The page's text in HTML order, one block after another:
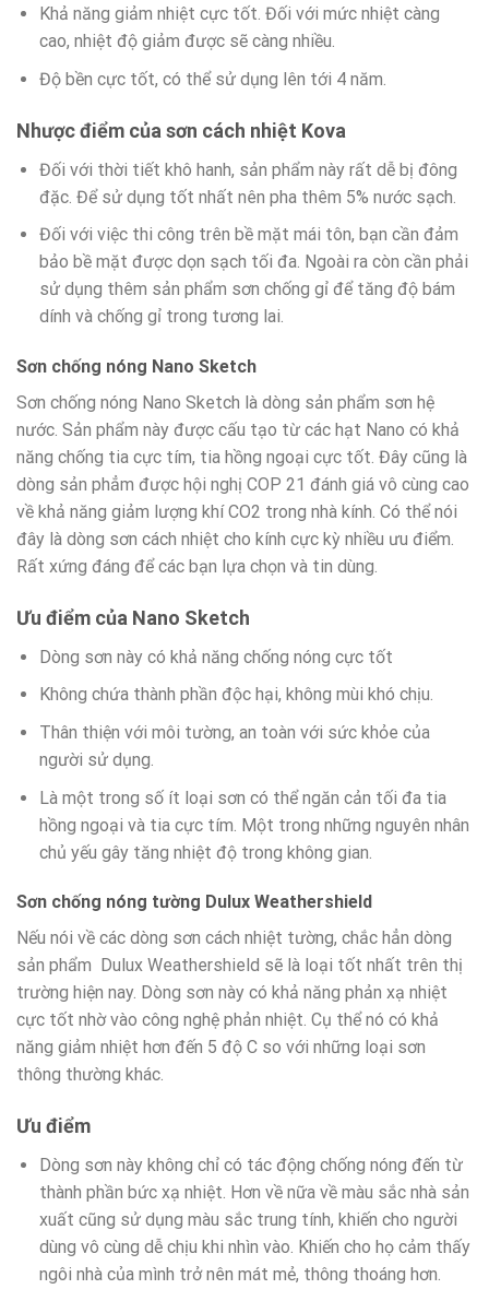
Khả năng giảm nhiệt cực tốt. Đối với mức nhiệt càng
cao, nhiệt độ giảm được sẽ càng nhiều.
Độ bền cực tốt, có thể sử dụng lên tới 4 năm.
Nhược điểm của sơn cách nhiệt Kova
Đối với thời tiết khô hanh, sản phẩm này rất dễ bị đông
đặc. Để sử dụng tốt nhất nên pha thêm 5% nước sạch.
Đối với việc thi công trên bề mặt mái tôn, bạn cần đảm
bảo bề mặt được dọn sạch tối đa. Ngoài ra còn cần phải
sử dụng thêm sản phẩm sơn chống gỉ để tăng độ bám
dính và chống gỉ trong tương lai.
Sơn chống nóng Nano Sketch
Sơn chống nóng Nano Sketch là dòng sản phẩm sơn hệ
nước. Sản phẩm này được cấu tạo từ các hạt Nano có khả
năng chống tia cực tím, tia hồng ngoại cực tốt. Đây cũng là
dòng sản phẳm được hội nghị COP 21 đánh giá vô cùng cao
về khả năng giảm lượng khí CO2 trong nhà kính. Có thể nói
đây là dòng sơn cách nhiệt cho kính cực kỳ nhiều ưu điểm.
Rất xứng đáng để các bạn lựa chọn và tin dùng.
Ưu điểm của Nano Sketch
Dòng sơn này có khả năng chống nóng cực tốt
Không chứa thành phần độc hại, không mùi khó chịu.
Thân thiện với môi tường, an toàn với sức khỏe của
người sử dụng.
Là một trong số ít loại sơn có thể ngăn cản tối đa tia
hồng ngoại và tia cực tím. Một trong những nguyên nhân
chủ yếu gây tăng nhiệt độ trong không gian.
Sơn chống nóng tường Dulux Weathershield
Nếu nói về các dòng sơn cách nhiệt tường, chắc hẳn dòng
sản phẩm Dulux Weathershield sẽ là loại tốt nhất trên thị
trường hiện nay. Dòng sơn này có khả năng phản xạ nhiệt
cực tốt nhờ vào công nghệ phản nhiệt. Cụ thể nó có khả
năng giảm nhiệt hơn đến 5 độ C so với những loại sơn
thông thường khác.
Ưu điểm
Dòng sơn này không chỉ có tác động chống nóng đến từ
thành phần bức xạ nhiệt. Hơn về nữa về màu sắc nhà sản
xuất cũng sử dụng màu sắc trung tính, khiến cho người
dùng vô cùng dễ chịu khi nhìn vào. Khiến cho họ cảm thấy
ngôi nhà của mình trở nên mát mẻ, thông thoáng hơn.